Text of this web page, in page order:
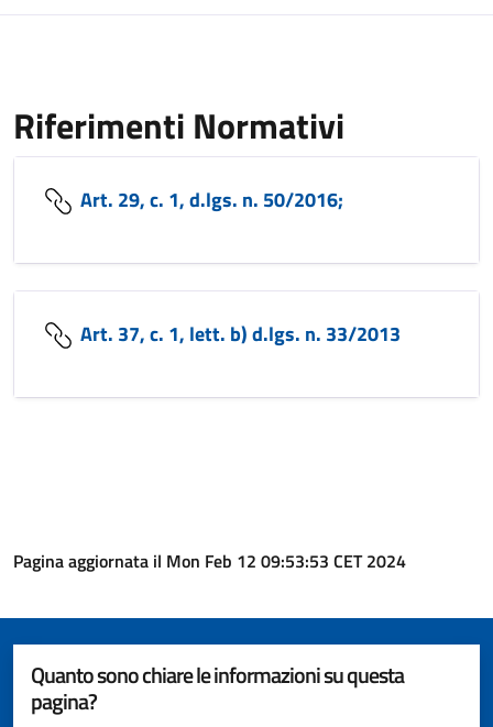
Riferimenti Normativi
Art. 29, c. 1, d.lgs. n. 50/2016;
Art. 37, c. 1, lett. b) d.lgs. n. 33/2013
Pagina aggiornata il Mon Feb 12 09:53:53 CET 2024
Quanto sono chiare le informazioni su questa
pagina?